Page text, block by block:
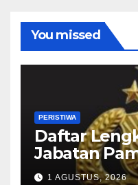
You missed
PERISTIWA
Daftar
Jabatan
Jajaran
1 AGUSTUS, 2026